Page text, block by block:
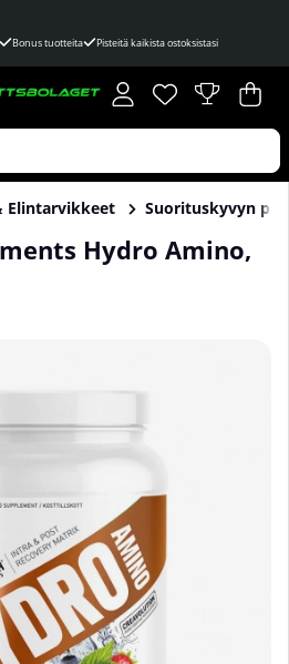
Bonus tuotteita Pisteitä kaikista ostoksistasi
Toivelista
Lukumäärä
. .
Elintarvikkeet Suorituskyvyn
Hydro Amino,
Hydro Amino, 775 g